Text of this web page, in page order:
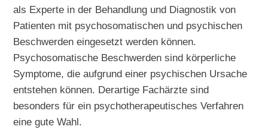
als Experte in der Behandlung und Diagnostik von
Patienten mit psychosomatischen und psychischen
Beschwerden eingesetzt werden können.
Psychosomatische Beschwerden sind körperliche
Symptome, die aufgrund einer psychischen Ursache
entstehen können. Derartige Fachärzte sind
besonders für ein psychotherapeutisches Verfahren
eine gute Wahl.